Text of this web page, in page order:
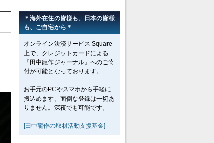
＊海外在住の皆様も、日本の皆様
も、ご自宅から＊
オンライン決済サービス Square
上で、クレジットカードによる
『田中龍作ジャーナル』へのご寄
付が可能となっております。
お手元のPCやスマホから手軽に
振込めます。面倒な登録は一切あ
りません。深夜でも可能です。
[田中龍作の取材活動支援基金]